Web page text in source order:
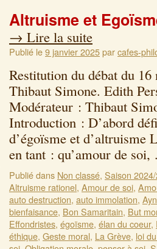
Altruisme et
→ Lire la suite
Publié le9 janvier 2025parcafes-
Restitution du débat du
Thibaut Simone. Edith
Modérateur : Thibaut
Introduction : D’abord
d’égoïsme et d’altruisme
en tant : qu’amour de
Publié dans Non classé, Saison
Altruisme rationel, Amour de soi,
auto destruction, auto immolation,
bienfaisance, Bon Samaritain, But
Effondristes, égoïsme, élan du coeur,
éthique, Geste moral, La Grève, loi